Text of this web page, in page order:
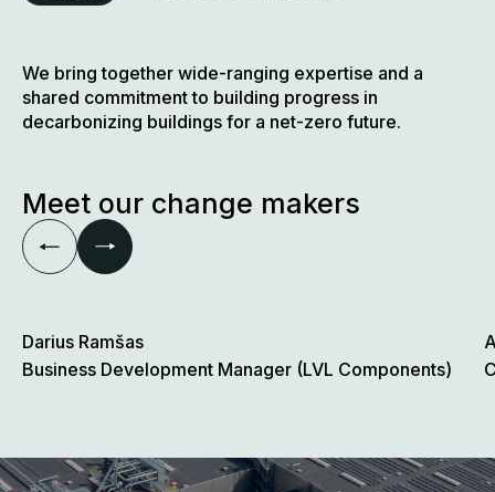
We bring together wide-ranging expertise and a
shared commitment to building progress in
decarbonizing buildings for a net-zero future.
Meet our change makers
Darius Ramšas
Business Development Manager (LVL Components)